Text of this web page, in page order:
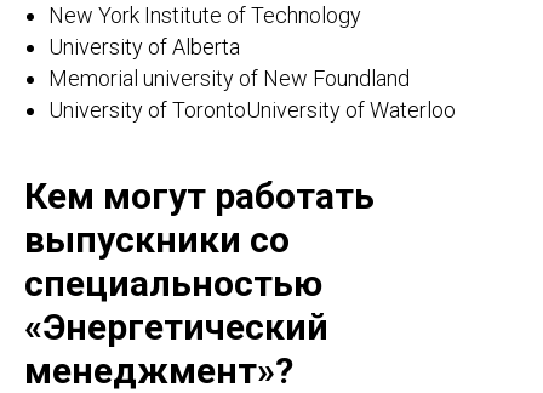
New York Institute of Technology
University of Alberta
Memorial university of New Foundland
University of TorontoUniversity of Waterloo
Кем могут работать
выпускники со
специальностью
«Энергетический
менеджмент»?